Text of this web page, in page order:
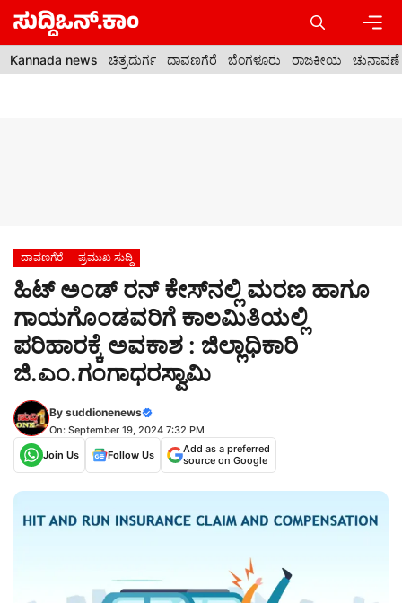
Skip
content
Kannada news ಚಿತ್ರದುರ್ಗ ದಾವಣಗೆರೆ ಬೆಂಗಳೂರು ರಾಜಕೀಯ ಚುನಾವಣೆ
ದಾವಣಗೆರೆ ಪ್ರಮುಖ ಸುದ್ದಿ
ಹಿಟ್ ಅಂಡ್ ರನ್ ಕೇಸ್‍ನಲ್ಲಿ ಮರಣ ಹಾಗೂ
ಗಾಯಗೊಂಡವರಿಗೆ ಕಾಲಮಿತಿಯಲ್ಲಿ
ಪರಿಹಾರಕ್ಕೆ ಅವಕಾಶ : ಜಿಲ್ಲಾಧಿಕಾರಿ
ಜಿ.ಎಂ.ಗಂಗಾಧರಸ್ವಾಮಿ
By suddionenews
On: September 19, 2024 7:32 PM
Join Us
Follow Us
Add as a preferred
source on Google